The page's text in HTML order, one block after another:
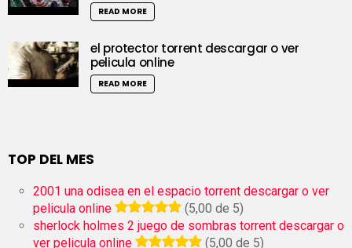
READ MORE
el protector torrent descargar o ver
pelicula online
READ MORE
TOP DEL MES
2001 una odisea en el espacio torrent descargar o ver
pelicula online
(5,00 de 5)
sherlock holmes 2 juego de sombras torrent descargar o
ver pelicula online
(5,00 de 5)